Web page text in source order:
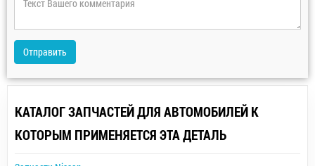
Отправить
КАТАЛОГ ЗАПЧАСТЕЙ ДЛЯ АВТОМОБИЛЕЙ К
КОТОРЫМ ПРИМЕНЯЕТСЯ ЭТА ДЕТАЛЬ